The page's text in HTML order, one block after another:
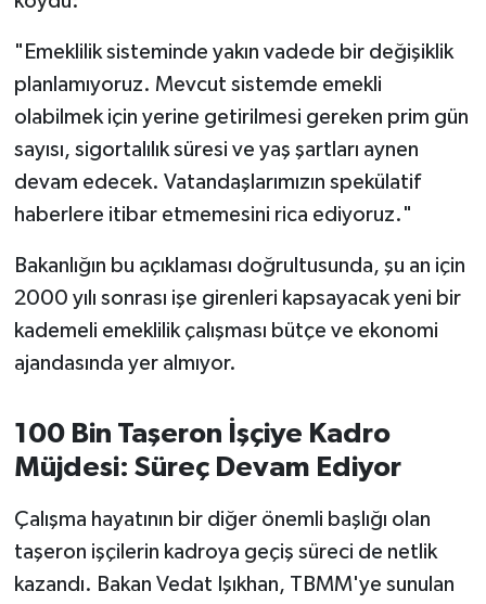
"Emeklilik sisteminde yakın vadede bir değişiklik
planlamıyoruz. Mevcut sistemde emekli
olabilmek için yerine getirilmesi gereken prim gün
sayısı, sigortalılık süresi ve yaş şartları aynen
devam edecek. Vatandaşlarımızın spekülatif
haberlere itibar etmemesini rica ediyoruz."
Bakanlığın bu açıklaması doğrultusunda, şu an için
2000 yılı sonrası işe girenleri kapsayacak yeni bir
kademeli emeklilik çalışması bütçe ve ekonomi
ajandasında yer almıyor.
100 Bin Taşeron İşçiye Kadro
Müjdesi: Süreç Devam Ediyor
Çalışma hayatının bir diğer önemli başlığı olan
taşeron işçilerin kadroya geçiş süreci de netlik
kazandı. Bakan Vedat Işıkhan, TBMM'ye sunulan
TEKNOLOJİ
Trend
TÜRKİYE
VİZYONDAKİLER